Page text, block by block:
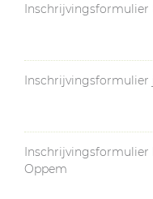
Inschrijvingsformulier
Inschrijvingsformulier
Inschrijvingsformulier
Oppem